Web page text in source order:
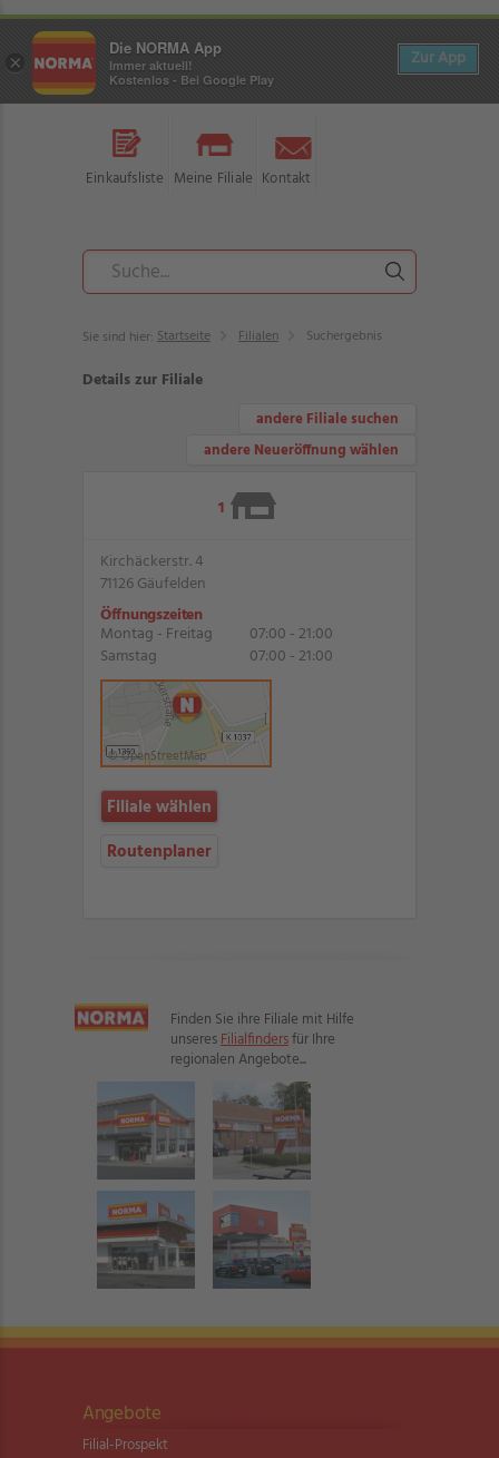
Einkaufsliste Meine Filiale Kontakt
Sie sind hier: Startseite Filialen Suchergebnis
Details zur Filiale
andere Filiale suchen
andere Neueröffnung wählen
1
Kirchäckerstr. 4
71126 Gäufelden
Öffnungszeiten
Montag - Freitag
07:00 - 21:00
Samstag
07:00 - 21:00
© OpenStreetMap
Filiale wählen
Routenplaner
Finden Sie ihre Filiale mit Hilfe
unseresFilialfindersfür Ihre
regionalen Angebote...
Angebote
Filial-Prospekt
×
Die NORMA App
Immer aktuell!
Kostenlos - Bei Google Play
Zur App